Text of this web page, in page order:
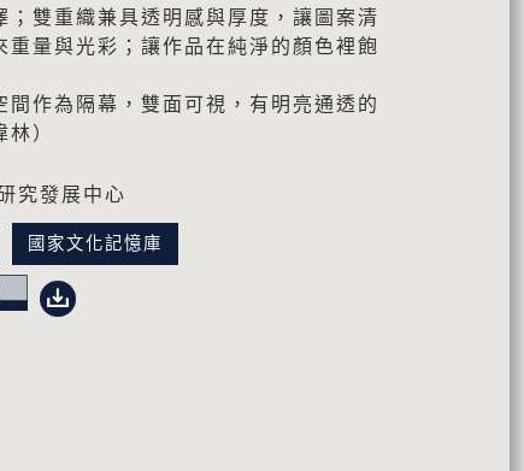
；雙重織兼具透明感與厚度，讓圖案清
重量與光彩；讓作品在純淨的顏色裡飽
間作為隔幕，雙面可視，有明亮通透的
）
究發展中心
國家文化記憶庫